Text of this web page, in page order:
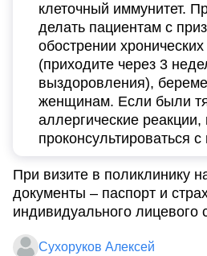
клеточный иммунитет.
делать пациентам с
обострении
(приходите через 3
выздоровления),
женщинам. Если были
аллергические
проконсультироваться
При визите в поликлинику
документы – паспорт и
индивидуального лицевого
Сухоруков Алексей